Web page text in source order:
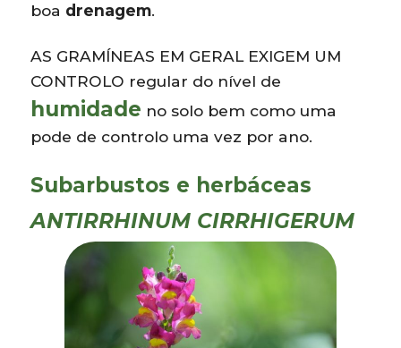
boa drenagem.
AS GRAMÍNEAS EM GERAL EXIGEM UM
CONTROLO regular do nível de
humidade no solo bem como uma
pode de controlo uma vez por ano.
Subarbustos e herbáceas
ANTIRRHINUM CIRRHIGERUM